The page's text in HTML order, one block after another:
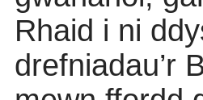
Rhaid i ni
drefniadau’r